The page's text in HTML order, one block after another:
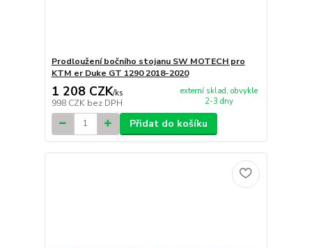
Prodloužení bočního stojanu SW MOTECH pro
KTM er Duke GT 1290 2018-2020
1 208 CZK/ks
998 CZK bez DPH
externí sklad, obvykle
2-3 dny
Přidat do košíku